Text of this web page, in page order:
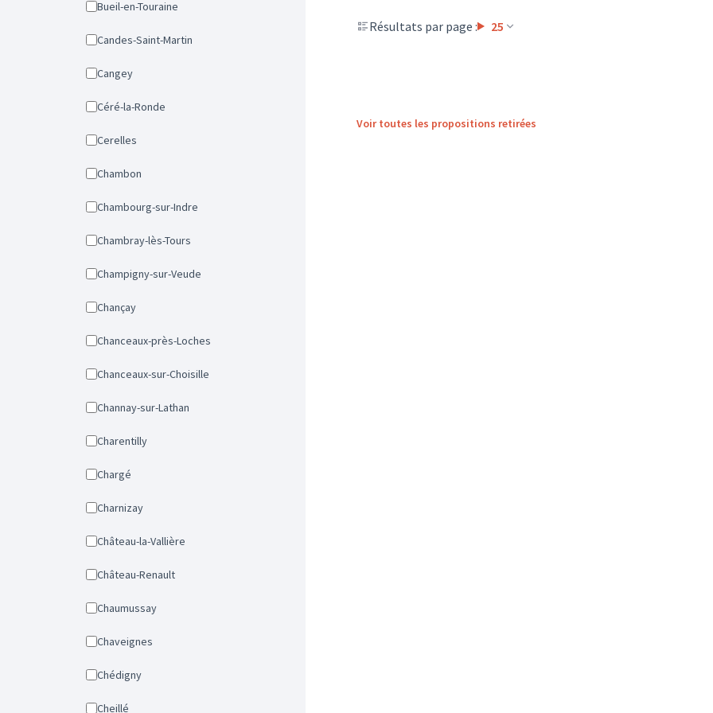
Bueil-en-Touraine
Candes-Saint-Martin
Cangey
Céré-la-Ronde
Cerelles
Chambon
Chambourg-sur-Indre
Chambray-lès-Tours
Champigny-sur-Veude
Chançay
Chanceaux-près-Loches
Chanceaux-sur-Choisille
Channay-sur-Lathan
Charentilly
Chargé
Charnizay
Château-la-Vallière
Château-Renault
Chaumussay
Chaveignes
Chédigny
Cheillé
Résultats par page : 25
Voir toutes les propositions retirées